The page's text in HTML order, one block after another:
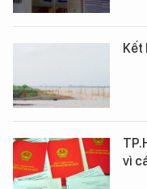
Kết
vì